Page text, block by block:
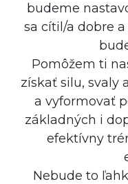
budeme
sa cítil/a dobre
Pomôžem ti
získať silu, svaly
a vyformovať
základných i
efektívny
Nebude to